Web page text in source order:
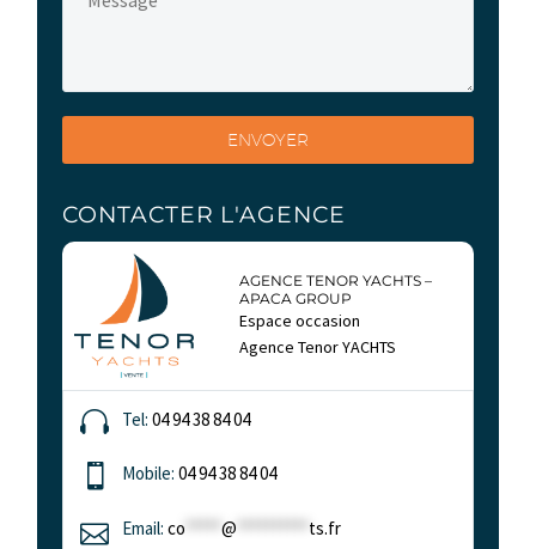
242 000 € 6
COUCHAGES
3
CONTACTER L'AGENCE
AGENCE TENOR YACHTS –
APACA GROUP
Espace occasion
Agence Tenor YACHTS

 Tel: 04 94 38 84 04

 Mobile: 04 94 38 84 04

 Email: co @ ts.fr